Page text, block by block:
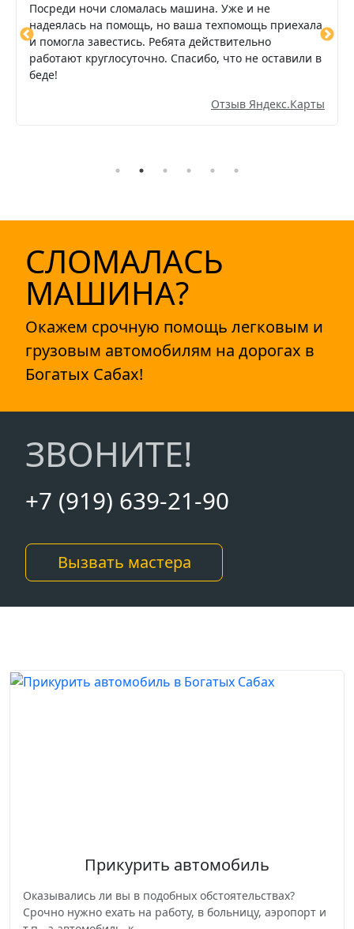
Посреди ночи сломалась машина. Уже и не
надеялась на помощь, но ваша техпомощь приехала
и помогла завестись. Ребята действительно
работают круглосуточно. Спасибо, что не оставили в
беде!
Отзыв Яндекс.Карты
СЛОМАЛАСЬ
МАШИНА?
Окажем срочную помощь легковым и
грузовым автомобилям на дорогах в
Богатых Сабах!
ЗВОНИТЕ!
+7 (919) 639-21-90
Вызвать мастера
Прикурить автомобиль
Оказывались ли вы в подобных обстоятельствах?
Срочно нужно ехать на работу, в больницу, аэропорт и